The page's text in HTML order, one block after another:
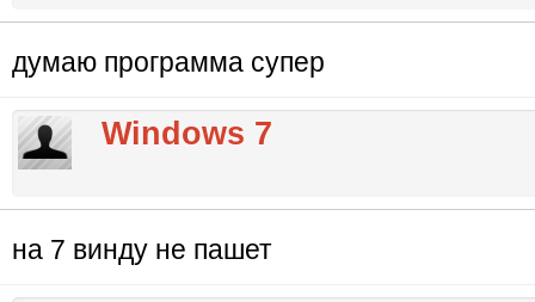
думаю программа супер
Windows 7
на 7 винду не пашет